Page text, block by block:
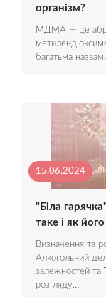
організм?
МДМА — це
багатьма
15.06.2024
"Біла
таке і як
Визначення та
Алкогольний
залежностей та
розгляду…